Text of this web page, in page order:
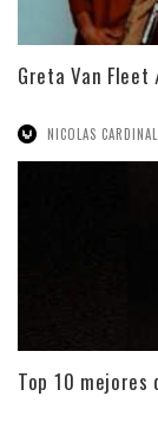
Greta Van Fleet
NICOLAS
Top 10 mejores